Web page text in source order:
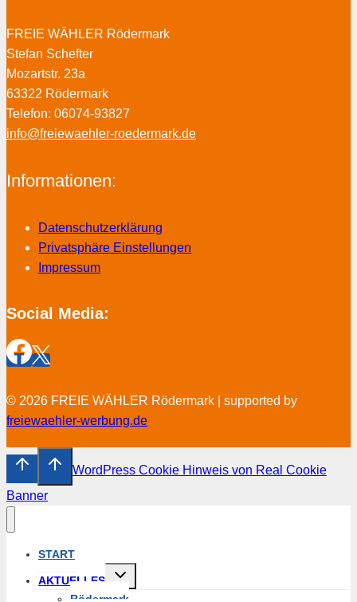
FREIE WÄHLER Rödermark
Stefan Schefter
Mozartstr. 23a
63322 Rödermark
Telefon: 06074-93827
info@freiewaehler-roedermark.de
Informationen:
Datenschutzerklärung
Privatsphäre Einstellungen
Impressum
Social Media:
© 2026 FREIE WÄHLER Rödermark | supported by
freiewaehler-werbung.de
WordPress Cookie Hinweis von Real Cookie
Banner
START
AKTUELLES
Untermenü
Rödermark